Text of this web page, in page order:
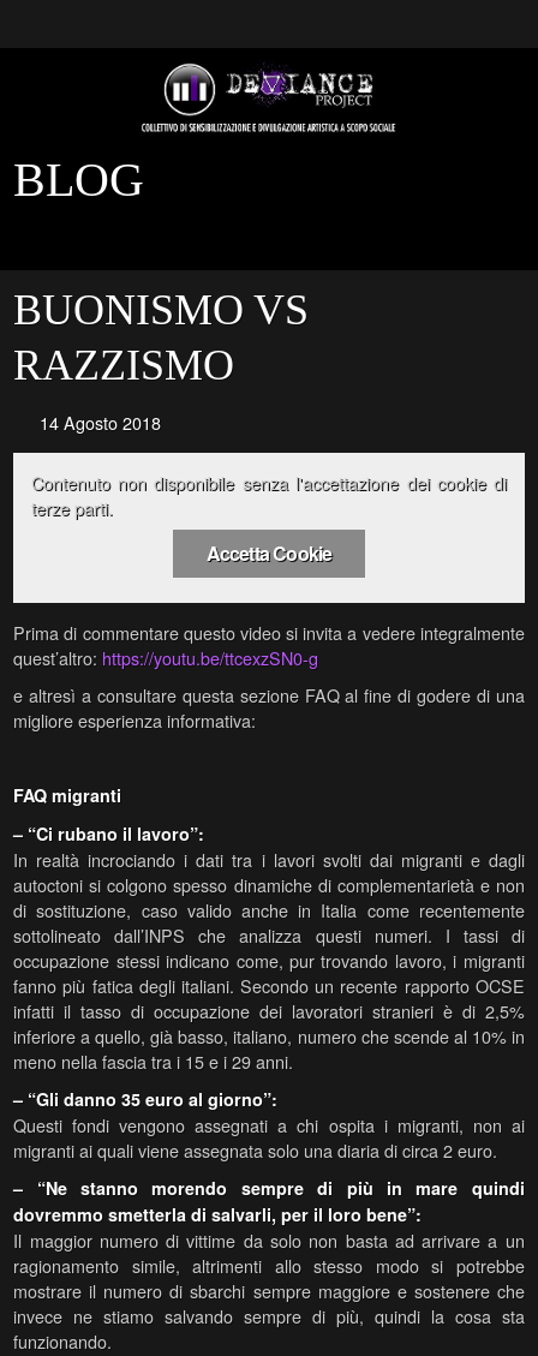
BLOG
BUONISMO VS
RAZZISMO
14 Agosto 2018
Contenuto non disponibile senza l'accettazione dei cookie di
terze parti.
Accetta Cookie
Prima di commentare questo video si invita a vedere integralmente
quest’altro: https://youtu.be/ttcexzSN0-g
e altresì a consultare questa sezione FAQ al fine di godere di una
migliore esperienza informativa:
FAQ migranti
– “Ci rubano il lavoro”:
In realtà incrociando i dati tra i lavori svolti dai migranti e dagli
autoctoni si colgono spesso dinamiche di complementarietà e non
di sostituzione, caso valido anche in Italia come recentemente
sottolineato dall’INPS che analizza questi numeri. I tassi di
occupazione stessi indicano come, pur trovando lavoro, i migranti
fanno più fatica degli italiani. Secondo un recente rapporto OCSE
infatti il tasso di occupazione dei lavoratori stranieri è di 2,5%
inferiore a quello, già basso, italiano, numero che scende al 10% in
meno nella fascia tra i 15 e i 29 anni.
– “Gli danno 35 euro al giorno”:
Questi fondi vengono assegnati a chi ospita i migranti, non ai
migranti ai quali viene assegnata solo una diaria di circa 2 euro.
– “Ne stanno morendo sempre di più in mare quindi
dovremmo smetterla di salvarli, per il loro bene”:
Il maggior numero di vittime da solo non basta ad arrivare a un
ragionamento simile, altrimenti allo stesso modo si potrebbe
mostrare il numero di sbarchi sempre maggiore e sostenere che
invece ne stiamo salvando sempre di più, quindi la cosa sta
funzionando.